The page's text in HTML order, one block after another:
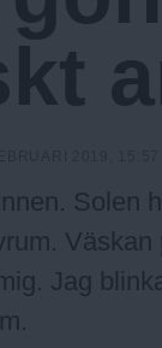
Solen
Jag